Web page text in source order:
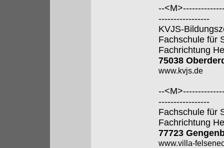
--
-----------------
KVJS-
Fachschule für
Fachrichtung
75038
www.kvjs.de
--
-----------------
Fachschule für
Fachrichtung
77723
www.villa-